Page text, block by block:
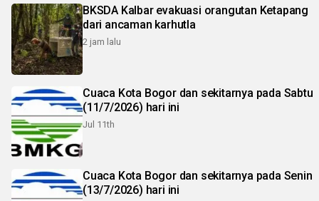
BKSDA Kalbar evakuasi orangutan Ketapang
dari ancaman karhutla
2 jam lalu
Cuaca Kota Bogor dan sekitarnya pada Sabtu
(11/7/2026) hari ini
Jul 11th
Cuaca Kota Bogor dan sekitarnya pada Senin
(13/7/2026) hari ini